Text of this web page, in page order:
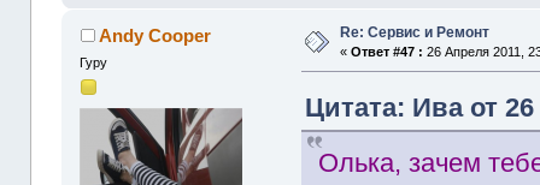
Andy Cooper
Гуру
Re: Сервис и Ремонт
«Ответ #47 : 26 Апреля 2011,
Цитата: Ива от
Олька, зачем